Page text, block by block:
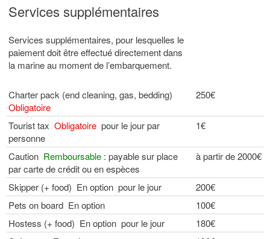
Services supplémentaires
Services supplémentaires, pour lesquelles le
paiement doit être effectué directement dans
la marine au moment de l’embarquement.
Charter pack (end cleaning, gas, bedding)
Obligatoire
250€
Tourist tax Obligatoire pour le jour par
personne
1€
Caution Remboursable : payable sur place
par carte de crédit ou en espèces
à partir de 2000€
Skipper (+ food) En option pour le jour
200€
Pets on board En option
100€
Hostess (+ food) En option pour le jour
180€